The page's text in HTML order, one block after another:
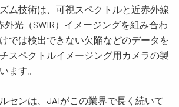
ム技術は、可視スペクトルと近赤外線
外光（SWIR）イメージングを組み合わ
では検出できない欠陥などのデータを
スペクトルイメージング用カメラの製
ます。
センは、JAIがこの業界で長く続いて